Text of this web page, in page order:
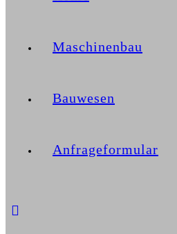
Maschinenbau
Bauwesen
Anfrageformular